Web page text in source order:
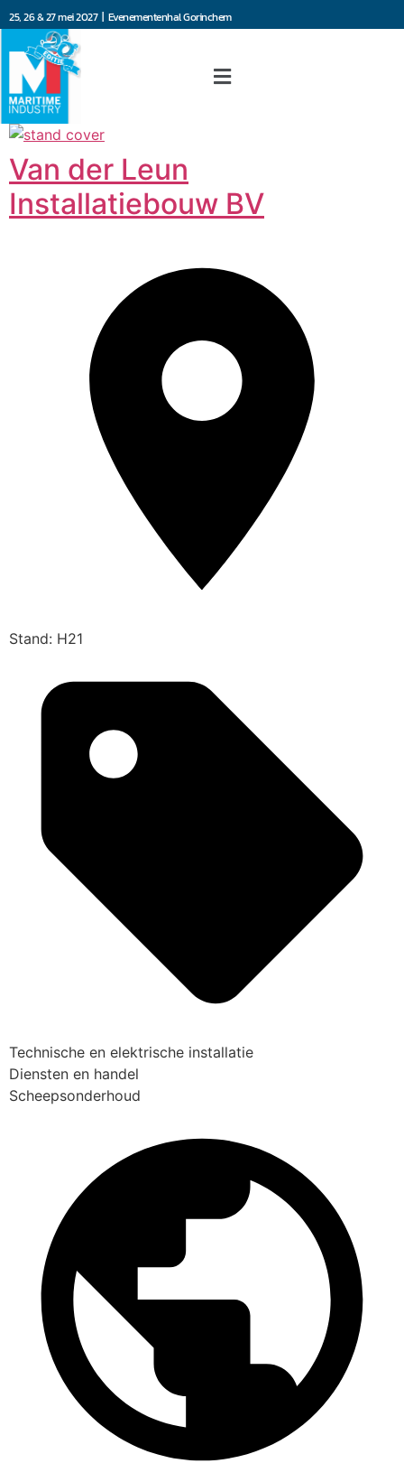
25, 26 & 27 mei 2027 | Evenementenhal Gorinchem
Van der Leun
Installatiebouw BV
Stand: H21
Technische en elektrische installatie
Diensten en handel
Scheepsonderhoud